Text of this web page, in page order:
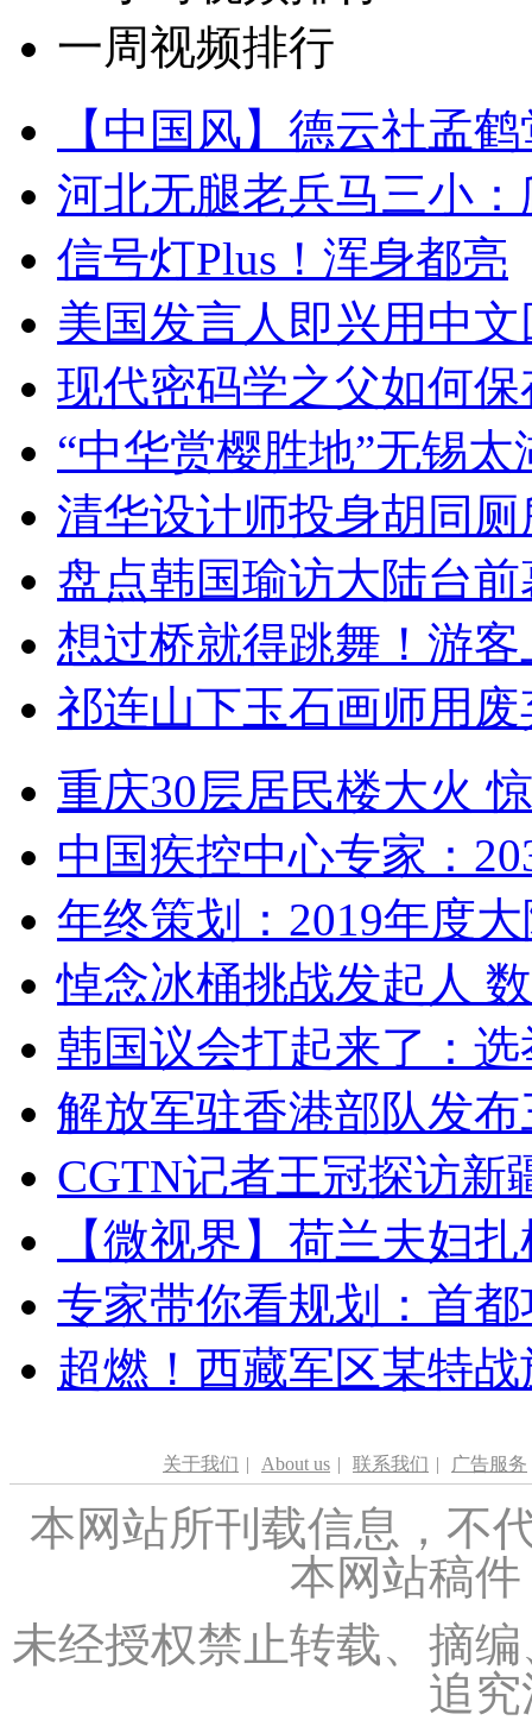
一周视频排行
【中国风】德云社孟
河北无腿老兵马三小
信号灯Plus！浑身都亮
美国发言人即兴用中
现代密码学之父如何
“中华赏樱胜地”无锡
清华设计师投身胡同
盘点韩国瑜访大陆台
想过桥就得跳舞！游客
祁连山下玉石画师用
重庆30层居民楼大火
中国疾控中心专家：
年终策划：2019年度
悼念冰桶挑战发起人
韩国议会打起来了：
解放军驻香港部队发
CGTN记者王冠探访新
【微视界】荷兰夫妇
专家带你看规划：首
超燃！西藏军区某特
关于我们 | About us | 联系我们 | 广告服务
本网站所刊载信息，不
本网站稿
未经授权禁止转载、摘
追